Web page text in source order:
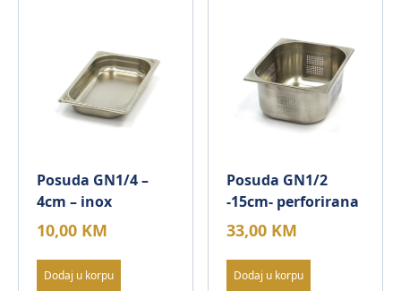
Posuda GN1/4 –
4cm – inox
10,00 KM
Dodaj u korpu
Posuda GN1/2
-15cm- perforirana
33,00 KM
Dodaj u korpu